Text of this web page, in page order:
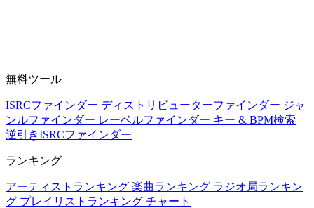
無料ツール
ISRCファインダー ディストリビューターファインダー ジャ
ンルファインダー レーベルファインダー キー & BPM検索
逆引きISRCファインダー
ランキング
アーティストランキング 楽曲ランキング ラジオ局ランキン
グ プレイリストランキング チャート